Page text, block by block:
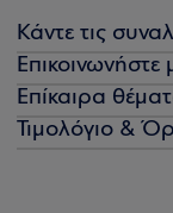
Κάντε τις
Επικοινωνήστε
Επίκαιρα
Τιμολόγιο &